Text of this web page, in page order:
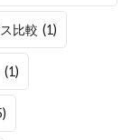
比較 (1)
(1)